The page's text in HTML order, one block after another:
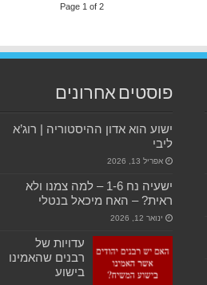
Page 1 of 2
פוסטים אחרונים
ישוע הוא אדון ההיסטוריה | רוג’א
ליבי
אפריל 13, 2026
ישעיה נח 1-6 – למה צמנו ולא
ראית? – האח מיכאל בנטלי
ינואר 12, 2026
עדויות של
רבנים שהאמינו
בישוע